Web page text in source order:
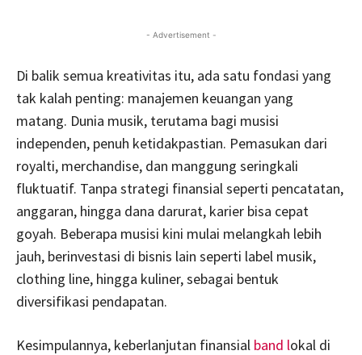
- Advertisement -
Di balik semua kreativitas itu, ada satu fondasi yang
tak kalah penting: manajemen keuangan yang
matang. Dunia musik, terutama bagi musisi
independen, penuh ketidakpastian. Pemasukan dari
royalti, merchandise, dan manggung seringkali
fluktuatif. Tanpa strategi finansial seperti pencatatan,
anggaran, hingga dana darurat, karier bisa cepat
goyah. Beberapa musisi kini mulai melangkah lebih
jauh, berinvestasi di bisnis lain seperti label musik,
clothing line, hingga kuliner, sebagai bentuk
diversifikasi pendapatan.
Kesimpulannya, keberlanjutan finansial band lokal di